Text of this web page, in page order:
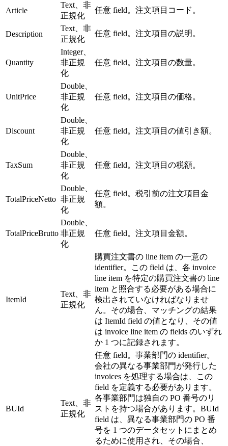
Article
Text、非
正規化
任意 field。注文項目コード。
Description
Text、非
正規化
任意 field。注文項目の説明。
Quantity
Integer、
非正規
化
任意 field。注文項目の数量。
UnitPrice
Double、
非正規
化
任意 field。注文項目の価格。
Discount
Double、
非正規
化
任意 field。注文項目の値引き額。
TaxSum
Double、
非正規
化
任意 field。注文項目の税額。
TotalPriceNetto
Double、
非正規
化
任意 field。税引前の注文項目金
額。
TotalPriceBrutto
Double、
非正規
化
任意 field。注文項目金額。
ItemId
Text、非
正規化
購買注文書の line item の一意の
identifier。この field は、各 invoice
line item を特定の購買注文書の line
item と照合する必要がある場合に
検出されていなければなりませ
ん。その場合、マッチングの結果
は ItemId field の値となり、その値
は invoice line item の fields のいずれ
か 1 つに記録されます。
BUId
Text、非
正規化
任意 field。事業部門の identifier。
会社の異なる事業部門が発行した
invoices を処理する場合は、この
field を定義する必要があります。
各事業部門は独自の PO 番号のリ
ストを持つ場合があります。BUId
field は、異なる事業部門の PO 番
号を 1 つのデータセットにまとめ
るために使用され、その場合、